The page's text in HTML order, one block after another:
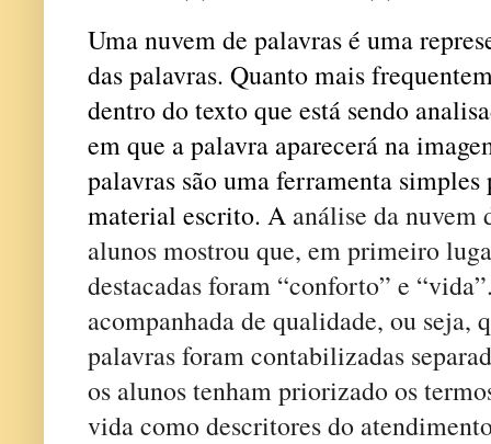
Uma nuvem de palavras é uma
das palavras. Quanto mais
dentro do texto que está sendo
em que a palavra aparecerá na
palavras são uma ferramenta
material escrito. A análise da nuvem
alunos mostrou que, em primeiro
destacadas foram “conforto” e
acompanhada de qualidade, ou seja,
palavras foram contabilizadas
os alunos tenham priorizado os
vida como descritores do